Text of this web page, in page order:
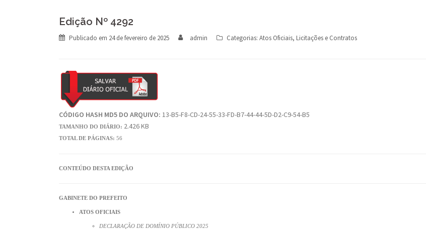
Edição Nº 4292
Publicado em 24 de fevereiro de 2025 admin Categorias: Atos Oficiais, Licitações e Contratos
CÓDIGO HASH MD5 DO ARQUIVO: 13-B5-F8-CD-24-55-33-FD-B7-44-44-5D-D2-C9-54-B5
TAMANHO DO DIÁRIO: 2.426 KB
TOTAL DE PÁGINAS: 56
CONTEÚDO DESTA EDIÇÃO
GABINETE DO PREFEITO
ATOS OFICIAIS
DECLARAÇÃO DE DOMÍNIO PÚBLICO 2025